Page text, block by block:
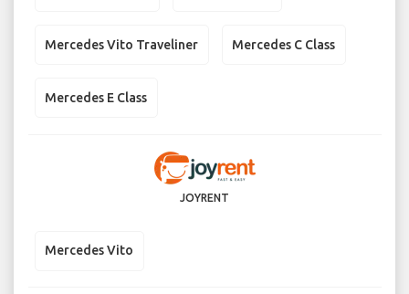
Mercedes Vito Traveliner Mercedes C Class
Mercedes E Class
JOYRENT
Mercedes Vito